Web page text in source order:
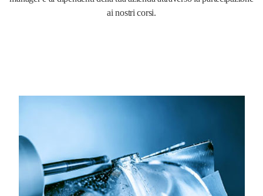
ai nostri corsi.